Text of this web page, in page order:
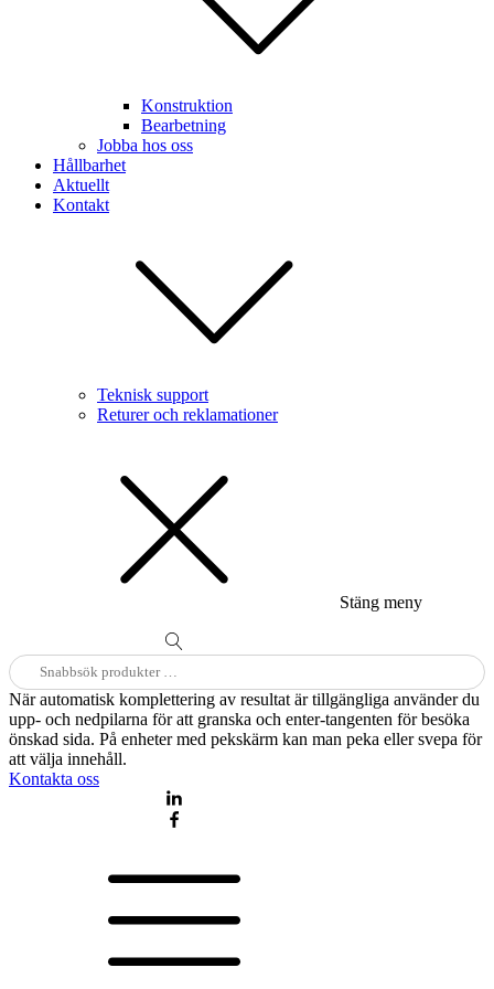
Konstruktion
Bearbetning
Jobba hos oss
Hållbarhet
Aktuellt
Kontakt
Teknisk support
Returer och reklamationer
Stäng meny
Sök
efter:
När automatisk komplettering av resultat är tillgängliga använder du
upp- och nedpilarna för att granska och enter-tangenten för besöka
önskad sida. På enheter med pekskärm kan man peka eller svepa för
att välja innehåll.
Kontakta oss